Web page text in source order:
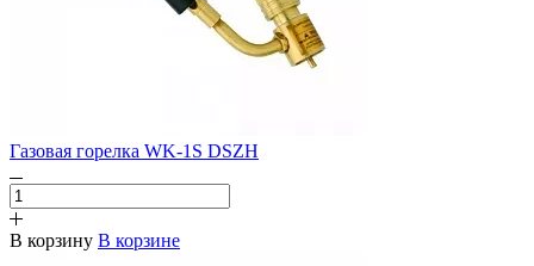
Газовая горелка WK-1S DSZH
В корзину В корзине